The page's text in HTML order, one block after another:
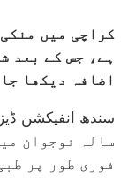
کراچی میں
ہے، جس کے بعد
اضافہ دیکھا
سالہ نوجوان
فوری طور پر